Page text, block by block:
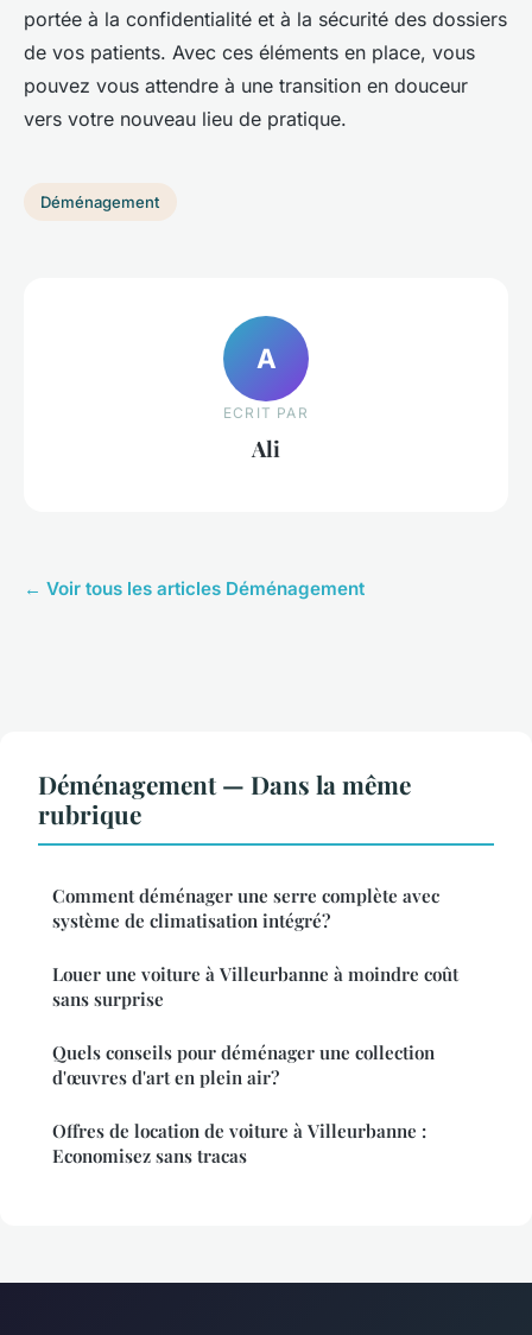
portée à la confidentialité et à la sécurité des dossiers
de vos patients. Avec ces éléments en place, vous
pouvez vous attendre à une transition en douceur
vers votre nouveau lieu de pratique.
Déménagement
A
ECRIT PAR
Ali
← Voir tous les articles Déménagement
Déménagement — Dans la même
rubrique
Comment déménager une serre complète avec
système de climatisation intégré?
Louer une voiture à Villeurbanne à moindre coût
sans surprise
Quels conseils pour déménager une collection
d'œuvres d'art en plein air?
Offres de location de voiture à Villeurbanne :
Economisez sans tracas